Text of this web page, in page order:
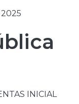
INICIAL